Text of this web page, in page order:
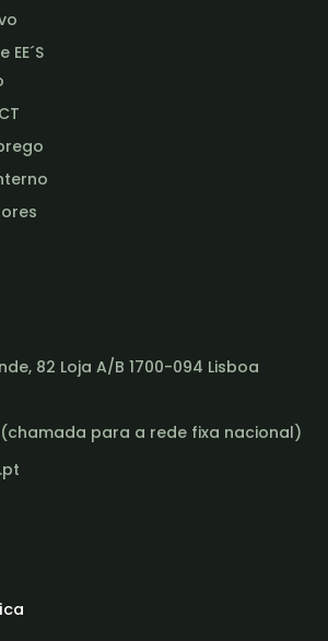
82 Loja A/B 1700-094 Lisboa
(chamada para a rede fixa nacional)